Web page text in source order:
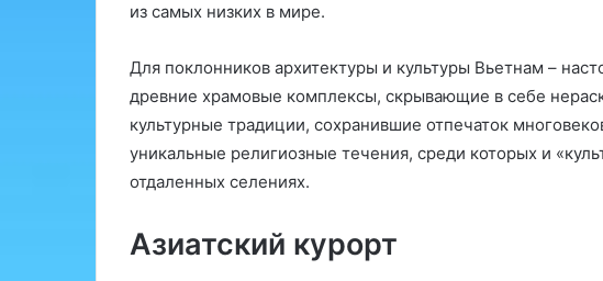
из самых низких в мире.
Для поклонников архитектуры и культуры Вьетнам –
древние храмовые комплексы, скрывающие в себе
культурные традиции, сохранившие отпечаток
уникальные религиозные течения, среди которых и
отдаленных селениях.
Азиатский курорт